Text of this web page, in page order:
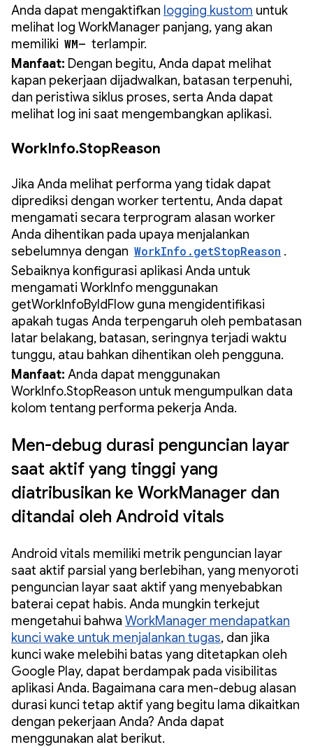
Anda dapat mengaktifkan logging kustom untuk
melihat log WorkManager panjang, yang akan
memiliki WM— terlampir.
Manfaat: Dengan begitu, Anda dapat melihat
kapan pekerjaan dijadwalkan, batasan terpenuhi,
dan peristiwa siklus proses, serta Anda dapat
melihat log ini saat mengembangkan aplikasi.
WorkInfo.StopReason
Jika Anda melihat performa yang tidak dapat
diprediksi dengan worker tertentu, Anda dapat
mengamati secara terprogram alasan worker
Anda dihentikan pada upaya menjalankan
sebelumnya dengan WorkInfo.getStopReason .
Sebaiknya konfigurasi aplikasi Anda untuk
mengamati WorkInfo menggunakan
getWorkInfoByIdFlow guna mengidentifikasi
apakah tugas Anda terpengaruh oleh pembatasan
latar belakang, batasan, seringnya terjadi waktu
tunggu, atau bahkan dihentikan oleh pengguna.
Manfaat: Anda dapat menggunakan
WorkInfo.StopReason untuk mengumpulkan data
kolom tentang performa pekerja Anda.
Men-debug durasi penguncian layar
saat aktif yang tinggi yang
diatribusikan ke WorkManager dan
ditandai oleh Android vitals
Android vitals memiliki metrik penguncian layar
saat aktif parsial yang berlebihan, yang menyoroti
penguncian layar saat aktif yang menyebabkan
baterai cepat habis. Anda mungkin terkejut
mengetahui bahwa WorkManager mendapatkan
kunci wake untuk menjalankan tugas, dan jika
kunci wake melebihi batas yang ditetapkan oleh
Google Play, dapat berdampak pada visibilitas
aplikasi Anda. Bagaimana cara men-debug alasan
durasi kunci tetap aktif yang begitu lama dikaitkan
dengan pekerjaan Anda? Anda dapat
menggunakan alat berikut.